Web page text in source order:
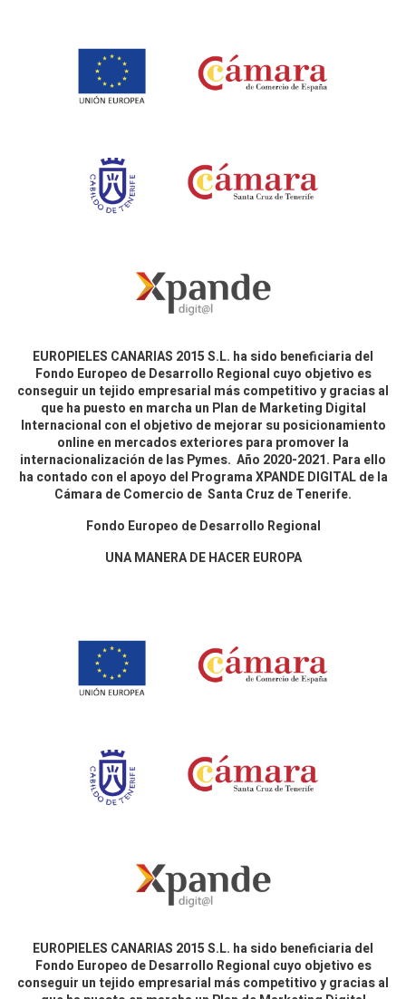
EUROPIELES CANARIAS 2015 S.L. ha sido beneficiaria del
Fondo Europeo de Desarrollo Regional cuyo objetivo es
conseguir un tejido empresarial más competitivo y gracias al
que ha puesto en marcha un Plan de Marketing Digital
Internacional con el objetivo de mejorar su posicionamiento
online en mercados exteriores para promover la
internacionalización de las Pymes. Año 2020-2021. Para ello
ha contado con el apoyo del Programa XPANDE DIGITAL de la
Cámara de Comercio de Santa Cruz de Tenerife.
Fondo Europeo de Desarrollo Regional
UNA MANERA DE HACER EUROPA
EUROPIELES CANARIAS 2015 S.L. ha sido beneficiaria del
Fondo Europeo de Desarrollo Regional cuyo objetivo es
conseguir un tejido empresarial más competitivo y gracias al